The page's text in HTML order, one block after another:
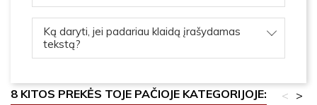
Ką daryti, jei padariau klaidą įrašydamas
tekstą?
8 KITOS PREKĖS TOJE PAČIOJE KATEGORIJOJE: >
<